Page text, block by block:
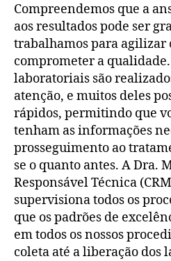
Compreendemos que a
aos resultados pode ser
trabalhamos para agilizar
comprometer a qualidade.
laboratoriais são
atenção, e muitos deles
rápidos, permitindo que
tenham as informações
prosseguimento ao
se o quanto antes. A Dra.
Responsável Técnica
supervisiona todos os
que os padrões de
em todos os nossos
coleta até a liberação dos